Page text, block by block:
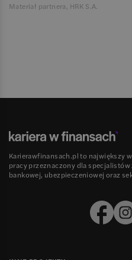
Materiał partnera, HRK S.A.
Karierawfinansach.pl to największy
pracy przeznaczony dla
bankowej, ubezpieczeniowej oraz